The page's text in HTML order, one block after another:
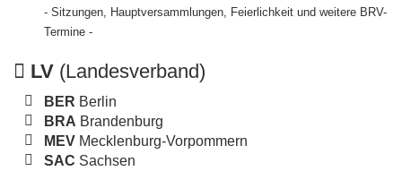
- Sitzungen, Hauptversammlungen, Feierlichkeit und weitere BRV-
Termine -
LV (Landesverband)
BER Berlin
BRA Brandenburg
MEV Mecklenburg-Vorpommern
SAC Sachsen